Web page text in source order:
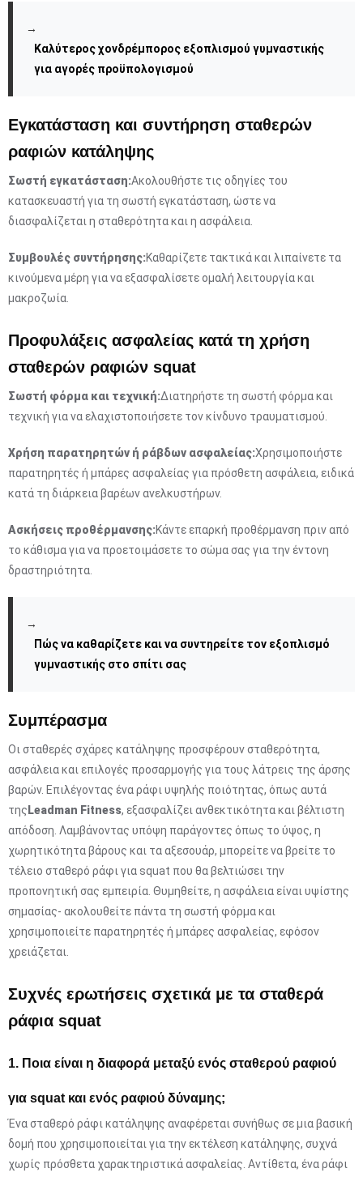
→
Καλύτερος χονδρέμπορος εξοπλισμού γυμναστικής
για αγορές προϋπολογισμού
Εγκατάσταση και συντήρηση σταθερών
ραφιών κατάληψης
Σωστή εγκατάσταση:Ακολουθήστε τις οδηγίες του
κατασκευαστή για τη σωστή εγκατάσταση, ώστε να
διασφαλίζεται η σταθερότητα και η ασφάλεια.
Συμβουλές συντήρησης:Καθαρίζετε τακτικά και λιπαίνετε τα
κινούμενα μέρη για να εξασφαλίσετε ομαλή λειτουργία και
μακροζωία.
Προφυλάξεις ασφαλείας κατά τη χρήση
σταθερών ραφιών squat
Σωστή φόρμα και τεχνική:Διατηρήστε τη σωστή φόρμα και
τεχνική για να ελαχιστοποιήσετε τον κίνδυνο τραυματισμού.
Χρήση παρατηρητών ή ράβδων ασφαλείας:Χρησιμοποιήστε
παρατηρητές ή μπάρες ασφαλείας για πρόσθετη ασφάλεια, ειδικά
κατά τη διάρκεια βαρέων ανελκυστήρων.
Ασκήσεις προθέρμανσης:Κάντε επαρκή προθέρμανση πριν από
το κάθισμα για να προετοιμάσετε το σώμα σας για την έντονη
δραστηριότητα.
→
Πώς να καθαρίζετε και να συντηρείτε τον εξοπλισμό
γυμναστικής στο σπίτι σας
Συμπέρασμα
Οι σταθερές σχάρες κατάληψης προσφέρουν σταθερότητα,
ασφάλεια και επιλογές προσαρμογής για τους λάτρεις της άρσης
βαρών. Επιλέγοντας ένα ράφι υψηλής ποιότητας, όπως αυτά
της Leadman Fitness, εξασφαλίζει ανθεκτικότητα και βέλτιστη
απόδοση. Λαμβάνοντας υπόψη παράγοντες όπως το ύψος, η
χωρητικότητα βάρους και τα αξεσουάρ, μπορείτε να βρείτε το
τέλειο σταθερό ράφι για squat που θα βελτιώσει την
προπονητική σας εμπειρία. Θυμηθείτε, η ασφάλεια είναι υψίστης
σημασίας- ακολουθείτε πάντα τη σωστή φόρμα και
χρησιμοποιείτε παρατηρητές ή μπάρες ασφαλείας, εφόσον
χρειάζεται.
Συχνές ερωτήσεις σχετικά με τα σταθερά
ράφια squat
1. Ποια είναι η διαφορά μεταξύ ενός σταθερού ραφιού
για squat και ενός ραφιού δύναμης;
Ένα σταθερό ράφι κατάληψης αναφέρεται συνήθως σε μια βασική
δομή που χρησιμοποιείται για την εκτέλεση κατάληψης, συχνά
χωρίς πρόσθετα χαρακτηριστικά ασφαλείας. Αντίθετα, ένα ράφι